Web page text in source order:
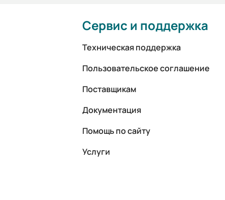
Сервис и поддержка
Техническая поддержка
Пользовательское соглашение
Поставщикам
Документация
Помощь по сайту
Услуги